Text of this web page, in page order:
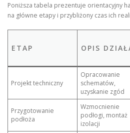
Poniższa tabela prezentuje orientacyjny
na główne etapy i przybliżony czas ich
ETAP OPIS
Projekt techniczny
Opracowanie
schematów,
uzyskanie zgód
Przygotowanie
podłoża
Wzmocnienie
podłogi, montaż
izolacji